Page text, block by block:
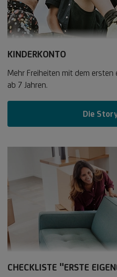
KINDERKONTO
Mehr Freiheiten mit dem
ab 7 Jahren.
Die
CHECKLISTE "ERSTE